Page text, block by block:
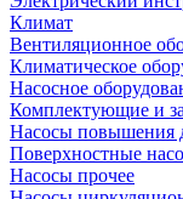
Климат
Вентиляционное
Климатическое
Насосное
Комплектующие и
Насосы повышения
Поверхностные
Насосы прочее